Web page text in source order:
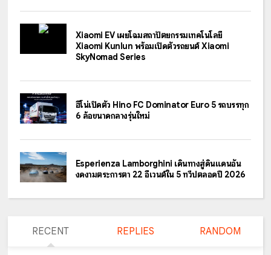
Xiaomi EV เผยโฉมสถาปัตยกรรมเทคโนโลยี
Xiaomi Kunlun พร้อมเปิดตัวรถยนต์ Xiaomi
SkyNomad Series
ฮีโน่เปิดตัว Hino FC Dominator Euro 5 รถบรรทุก
6 ล้อขนาดกลางรุ่นใหม่
Esperienza Lamborghini เดินทางสู่ดินแดนอัน
งดงามตระการตา 22 อีเวนต์ใน 5 ทวีปตลอดปี 2026
RECENT REPLIES RANDOM